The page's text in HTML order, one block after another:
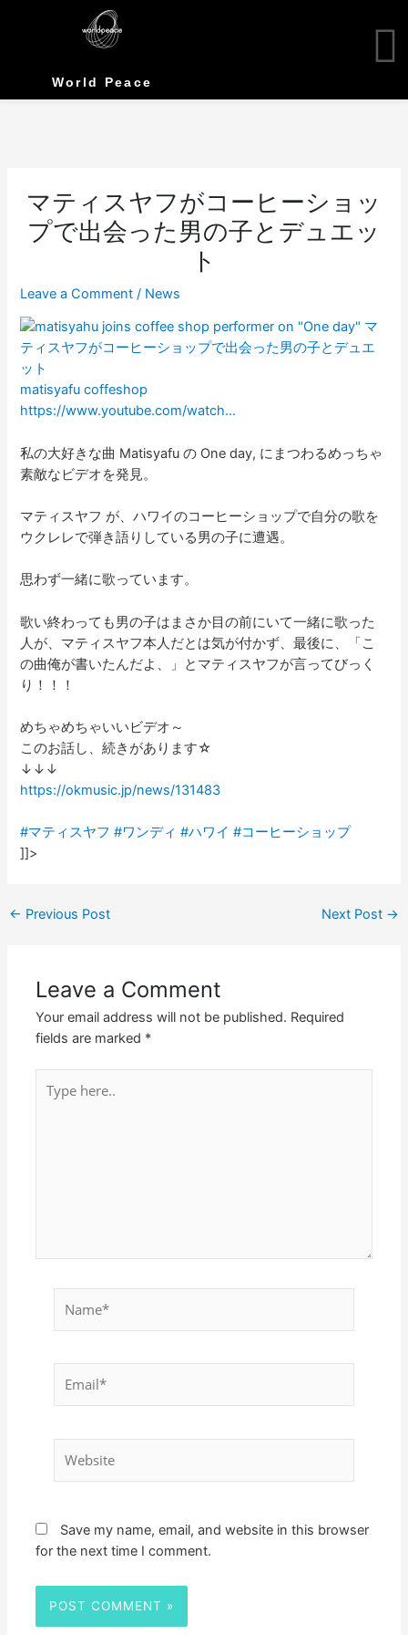
World Peace
マティスヤフがコーヒーショッ
プで出会った男の子とデュエッ
ト
Leave a Comment / News
matisyafu coffeshop
https://www.youtube.com/watch…
私の大好きな曲 Matisyafu の One day, にまつわるめっちゃ
素敵なビデオを発見。
マティスヤフ が、ハワイのコーヒーショップで自分の歌を
ウクレレで弾き語りしている男の子に遭遇。
思わず一緒に歌っています。
歌い終わっても男の子はまさか目の前にいて一緒に歌った
人が、マティスヤフ本人だとは気が付かず、最後に、「こ
の曲俺が書いたんだよ、」とマティスヤフが言ってびっく
り！！！
めちゃめちゃいいビデオ～
このお話し、続きがあります☆
↓↓↓
https://okmusic.jp/news/131483
#マティスヤフ #ワンディ #ハワイ #コーヒーショップ
]]>
← Previous Post Next Post →
Leave a Comment
Your email address will not be published. Required
fields are marked *
here..
Save my name, email, and website in this browser
for the next time I comment.